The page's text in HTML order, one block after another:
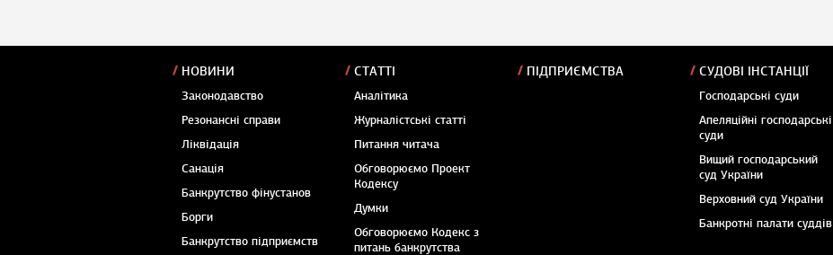
НОВИНИ
Законодавство
Резонансні справи
Ліквідація
Санація
Банкрутство фінустанов
Борги
Банкрутство підприємств
СТАТТІ
Аналітика
Журналістські статті
Питання читача
Обговорюємо Проект
Кодексу
Думки
Обговорюємо Кодекс з
питань банкрутства
ПІДПРИЄМСТВА СУДОВІ ІНСТАНЦІЇ
Господарські суди
Апеляційні господарські
суди
Вищий господарський
суд України
Верховний суд України
Банкротні палати суддів